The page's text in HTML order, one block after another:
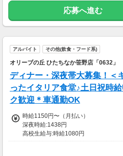
応募へ進む
アルバイト その他(飲食・フード系)
オリーブの丘 ひたちなか笹野店「0632」
ディナー・深夜帯大募集！＜
ったイタリア食堂♪土日祝時
ク歓迎＊車通勤OK
時給1150円〜（月払い）
深夜時給:1438円
高校生給与:時給1080円
土日祝:時給100円UP、早朝（6〜8時